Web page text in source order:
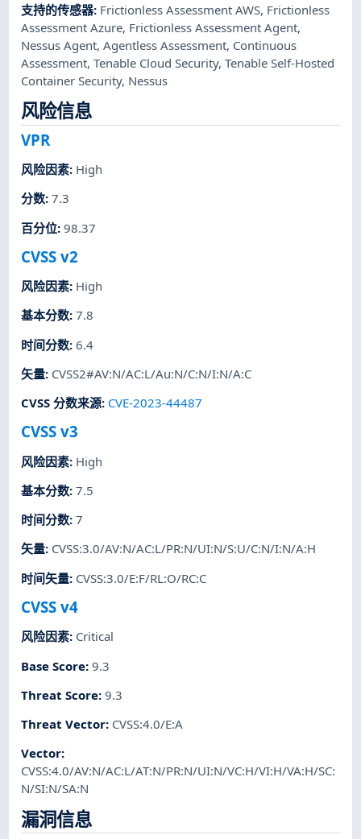
支持的传感器: Frictionless Assessment AWS, Frictionless
Assessment Azure, Frictionless Assessment Agent,
Nessus Agent,Agentless Assessment, Continuous
Assessment,Tenable Cloud Security,Tenable Self-Hosted
Container Security, Nessus
风险信息
VPR
风险因素: High
分数:7.3
百分位:98.37
CVSS v2
风险因素: High
基本分数:7.8
时间分数:6.4
矢量: CVSS2#AV:N/AC:L/Au:N/C:N/I:N/A:C
CVSS 分数来源: CVE-2023-44487
CVSS v3
风险因素: High
基本分数:7.5
时间分数:7
矢量: CVSS:3.0/AV:N/AC:L/PR:N/UI:N/S:U/C:N/I:N/A:H
时间矢量: CVSS:3.0/E:F/RL:O/RC:C
CVSS v4
风险因素: Critical
Base Score:9.3
Threat Score:9.3
Threat Vector: CVSS:4.0/E:A
Vector:
CVSS:4.0/AV:N/AC:L/AT:N/PR:N/UI:N/VC:H/VI:H/VA:H/SC:
N/SI:N/SA:N
漏洞信息